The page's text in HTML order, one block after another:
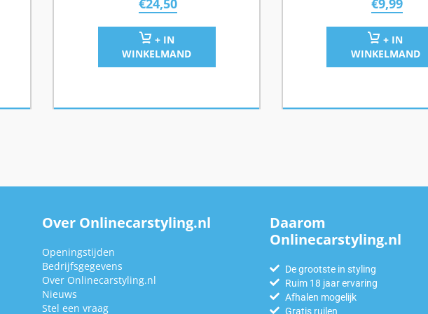
€24,50
+ IN
WINKELMAND
€9,99
+ IN
WINKELMAND
Over Onlinecarstyling.nl
Openingstijden
Bedrijfsgegevens
Over Onlinecarstyling.nl
Nieuws
Stel een vraag
Daarom
Onlinecarstyling.nl
De grootste in styling
Ruim 18 jaar ervaring
Afhalen mogelijk
Gratis ruilen